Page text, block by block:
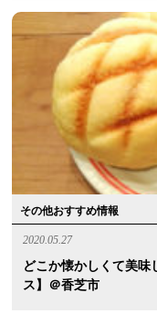
その他おすすめ情報
2020.05.27
どこか懐かしくて美味
ス】＠香芝市